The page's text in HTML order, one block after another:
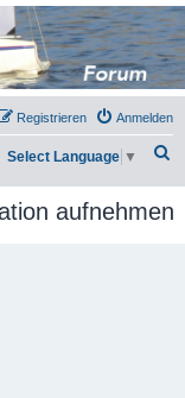
Anmelden
Registrieren
c
Select Language ▼
aufnehmen